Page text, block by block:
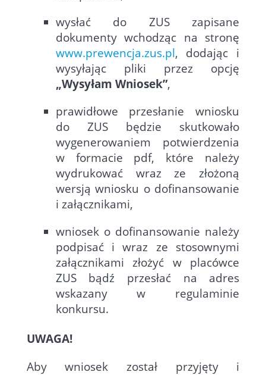
wysłać do ZUS zapisane
dokumenty wchodząc na stronę
www.prewencja.zus.pl, dodając i
wysyłając pliki przez opcję
„Wysyłam Wniosek”,
prawidłowe przesłanie wniosku
do ZUS będzie skutkowało
wygenerowaniem potwierdzenia
w formacie pdf, które należy
wydrukować wraz ze złożoną
wersją wniosku o dofinansowanie
i załącznikami,
wniosek o dofinansowanie należy
podpisać i wraz ze stosownymi
załącznikami złożyć w placówce
ZUS bądź przesłać na adres
wskazany w regulaminie
konkursu.
UWAGA!
Aby wniosek został przyjęty i